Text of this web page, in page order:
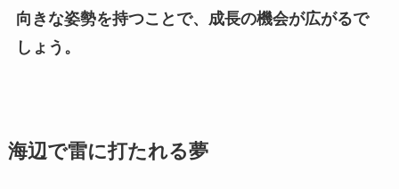
向きな姿勢を持つことで、成長の機会が広がるで
しょう。
海辺で雷に打たれる夢